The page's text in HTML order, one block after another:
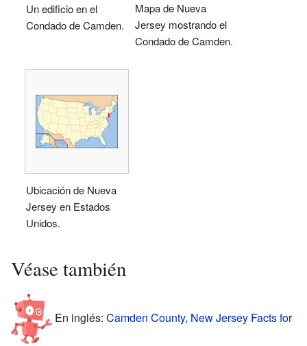
Un edificio en el
Condado de Camden.
Mapa de Nueva
Jersey mostrando el
Condado de Camden.
Ubicación de Nueva
Jersey en Estados
Unidos.
Véase también
En inglés: Camden County, New Jersey Facts for